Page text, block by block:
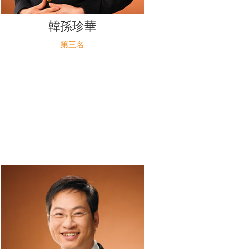
韓孫珍華
第三名